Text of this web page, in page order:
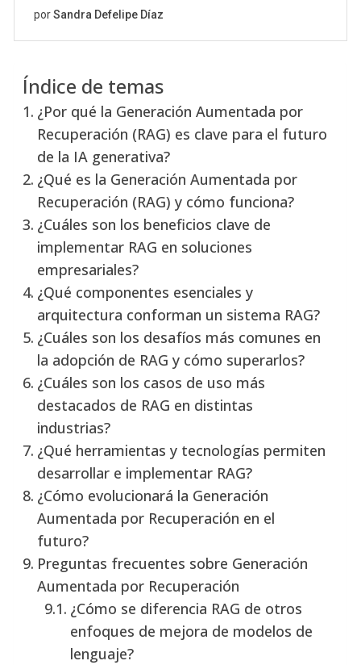
Índice de temas
¿Por qué la Generación Aumentada por
Recuperación (RAG) es clave para el futuro
de la IA generativa?
¿Qué es la Generación Aumentada por
Recuperación (RAG) y cómo funciona?
¿Cuáles son los beneficios clave de
implementar RAG en soluciones
empresariales?
¿Qué componentes esenciales y
arquitectura conforman un sistema RAG?
¿Cuáles son los desafíos más comunes en
la adopción de RAG y cómo superarlos?
¿Cuáles son los casos de uso más
destacados de RAG en distintas
industrias?
¿Qué herramientas y tecnologías permiten
desarrollar e implementar RAG?
¿Cómo evolucionará la Generación
Aumentada por Recuperación en el
futuro?
Preguntas frecuentes sobre Generación
Aumentada por Recuperación
¿Cómo se diferencia RAG de otros
enfoques de mejora de modelos de
lenguaje?